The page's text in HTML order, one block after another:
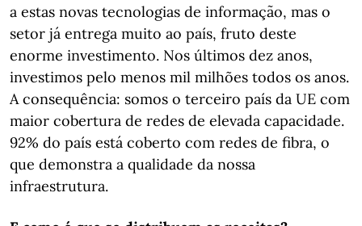
a estas novas tecnologias de informação, mas o
setor já entrega muito ao país, fruto deste
enorme investimento. Nos últimos dez anos,
investimos pelo menos mil milhões todos os anos.
A consequência: somos o terceiro país da UE com
maior cobertura de redes de elevada capacidade.
92% do país está coberto com redes de fibra, o
que demonstra a qualidade da nossa
infraestrutura.